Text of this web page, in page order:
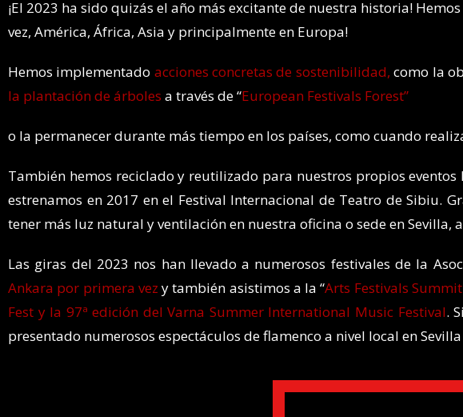
¡El 2023 ha sido quizás el año más excitante de nuestra historia!
vez, América, África, Asia y principalmente en Europa!
Hemos implementado acciones concretas de sostenibilidad, como la
la plantación de árboles a través de “European Festivals Forest”
o la permanecer durante más tiempo en los países, como cuando
También hemos reciclado y reutilizado para nuestros propios eventos
estrenamos en 2017 en el Festival Internacional de Teatro de Sibiu.
tener más luz natural y ventilación en nuestra oficina o sede en
Las giras del 2023 nos han llevado a numerosos festivales de la
Ankara por primera vez y también asistimos a la “Arts Festivals
Fest y la 97ª edición del Varna Summer International Music Festival.
presentado numerosos espectáculos de flamenco a nivel local en